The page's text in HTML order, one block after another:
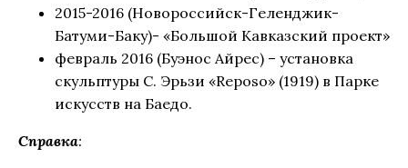
2015-2016 (Новороссийск-Геленджик-
Батуми-Баку)- «Большой Кавказский проект»
февраль 2016 (Буэнос Айрес) – установка
скульптуры С. Эрьзи «Reposo» (1919) в Парке
искусств на Баедо.
Справка: